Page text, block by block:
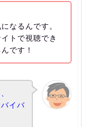
なるんです。
トで視聴でき
です！
イバ